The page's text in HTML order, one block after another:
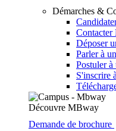
Démarches &
Déposer
Parler à
Postuler
S'inscrire
Découvre MBway
Demande de brochure